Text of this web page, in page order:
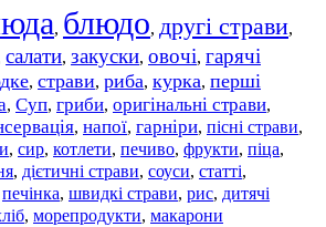
, блюдо, другі страви,
салати, закуски, овочі, гарячі
, страви, риба, курка, перші
, Суп, гриби, оригінальні страви,
, напої, гарніри, пісні страви,
, сир, котлети, печиво, фрукти, піца,
, дієтичні страви, соуси, статті,
печінка, швидкі страви, рис, дитячі
, морепродукти, макарони